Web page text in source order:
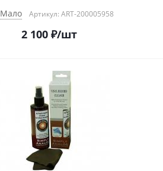
Мало Артикул: ART-200005958
2 100₽/шт